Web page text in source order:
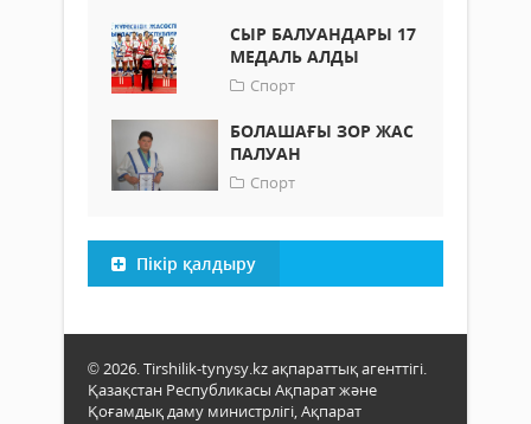
СЫР БАЛУАНДАРЫ 17
МЕДАЛЬ АЛДЫ
Спорт
БОЛАШАҒЫ ЗОР ЖАС
ПАЛУАН
Спорт
Пікір қалдыру
© 2026. Tirshilik-tynysy.kz ақпараттық агенттігі.
Қазақстан Республикасы Ақпарат және
Қоғамдық даму министрлігі, Ақпарат